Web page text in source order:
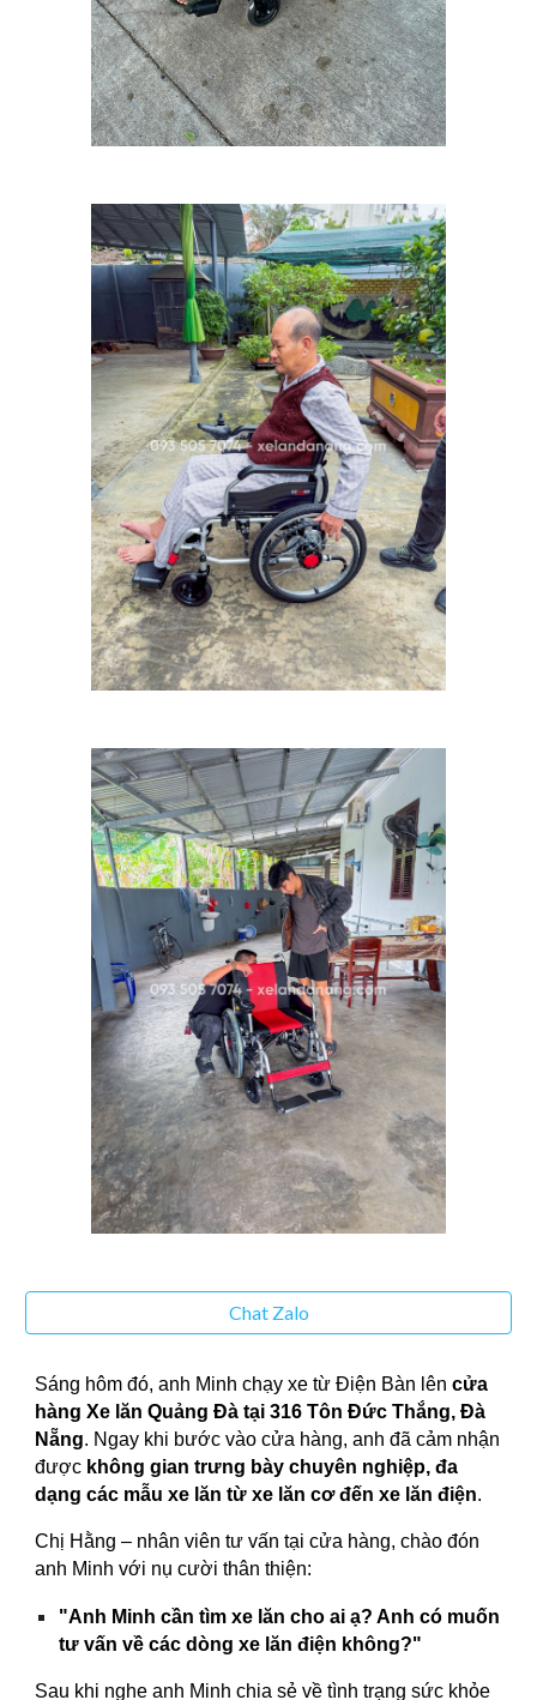
Chat Zalo
Sáng hôm đó, anh Minh chạy xe từ Điện Bàn lêncửa
hàng Xe lăn Quảng Đà tại 316 Tôn Đức Thắng, Đà
Nẵng. Ngay khi bước vào cửa hàng, anh đã cảm nhận
được không gian trưng bày chuyên nghiệp, đa
dạng các mẫu xe lăn từ xe lăn cơ đến xe lăn điện.
Chị Hằng – nhân viên tư vấn tại cửa hàng, chào đón
anh Minh với nụ cười thân thiện:
"Anh Minh cần tìm xe lăn cho ai ạ? Anh có muốn
tư vấn về các dòng xe lăn điện không?"
Sau khi nghe anh Minh chia sẻ về tình trạng sức khỏe